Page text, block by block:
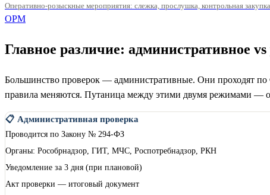
Оперативно-розыскные мероприятия: слежка, прослушка, контрольная закупка
ОРМ
Главное различие: административное vs
Большинство проверок — административные. Они проходят
правила меняются. Путаница между этими двумя режимами —
📋 Административная проверка
Проводится по Закону № 294-ФЗ
Органы: Рособрнадзор, ГИТ, МЧС, Роспотребнадзор, РКН
Уведомление за 3 дня (при плановой)
Акт проверки — итоговый документ